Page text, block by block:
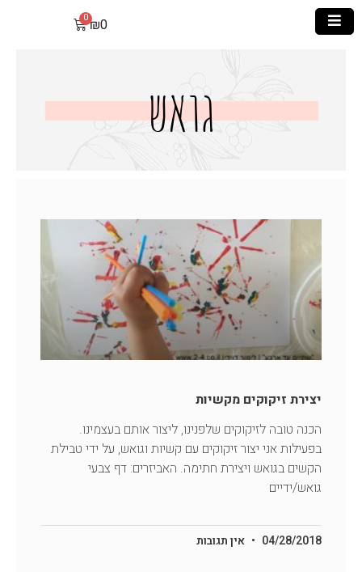
₪0
גואש
יצירת זיקוקים מקשיות
הכנה טובה לזיקוקים שלפנינו, ליצור אותם בעצמינו.
בפעילות אני יצור זיקוקים עם קשיות וגואש, על ידי טבילת
הקשים בגואש ויצירת חתימה. האביזרים: דף צבעי
גואש/ידיים
04/28/2018 אין תגובות